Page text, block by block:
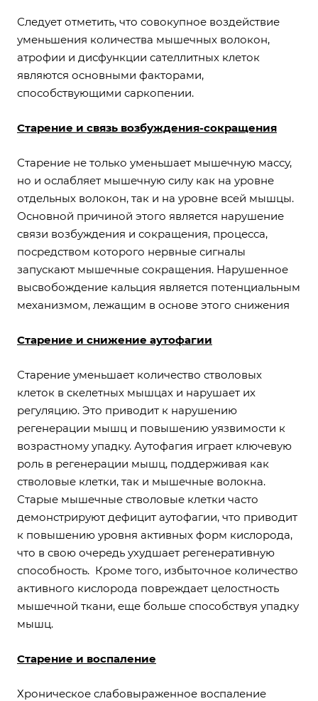
Следует отметить, что совокупное воздействие
уменьшения количества мышечных волокон,
атрофии и дисфункции сателлитных клеток
являются основными факторами,
способствующими саркопении.
Старение и связь возбуждения-сокращения
Старение не только уменьшает мышечную массу,
но и ослабляет мышечную силу как на уровне
отдельных волокон, так и на уровне всей мышцы.
Основной причиной этого является нарушение
связи возбуждения и сокращения, процесса,
посредством которого нервные сигналы
запускают мышечные сокращения. Нарушенное
высвобождение кальция является потенциальным
механизмом, лежащим в основе этого снижения
Старение и снижение аутофагии
Старение уменьшает количество стволовых
клеток в скелетных мышцах и нарушает их
регуляцию. Это приводит к нарушению
регенерации мышц и повышению уязвимости к
возрастному упадку. Аутофагия играет ключевую
роль в регенерации мышц, поддерживая как
стволовые клетки, так и мышечные волокна.
Старые мышечные стволовые клетки часто
демонстрируют дефицит аутофагии, что приводит
к повышению уровня активных форм кислорода,
что в свою очередь ухудшает регенеративную
способность. Кроме того, избыточное количество
активного кислорода повреждает целостность
мышечной ткани, еще больше способствуя упадку
мышц.
Старение и воспаление
Хроническое слабовыраженное воспаление